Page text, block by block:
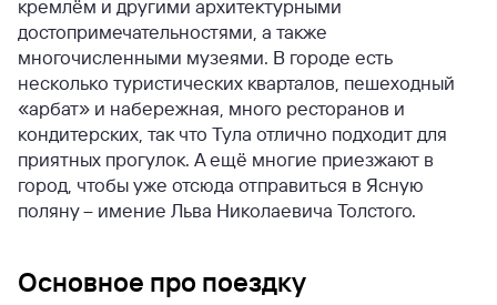
кремлём и другими архитектурными
достопримечательностями, а также
многочисленными музеями. В городе есть
несколько туристических кварталов, пешеходный
«арбат» и набережная, много ресторанов и
кондитерских, так что Тула отлично подходит для
приятных прогулок. А ещё многие приезжают в
город, чтобы уже отсюда отправиться в Ясную
поляну – имение Льва Николаевича Толстого.
Основное про поездку